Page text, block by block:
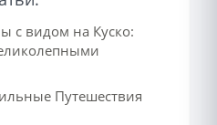
с видом на Куско:
Путешествия